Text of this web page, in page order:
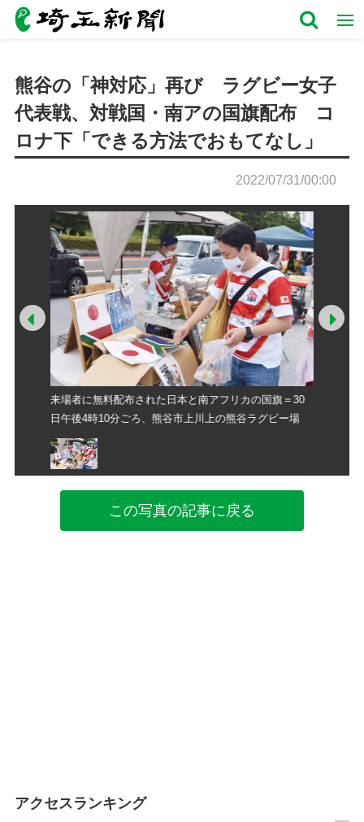
熊谷の「神対応」再び ラグビー女子
代表戦、対戦国・南アの国旗配布 コ
ロナ下「できる方法でおもてなし」
2022/07/31/00:00
来場者に無料配布された日本と南アフリカの国旗＝30
日午後4時10分ごろ、熊谷市上川上の熊谷ラグビー場
Prev
この写真の記事に戻る
アクセスランキング